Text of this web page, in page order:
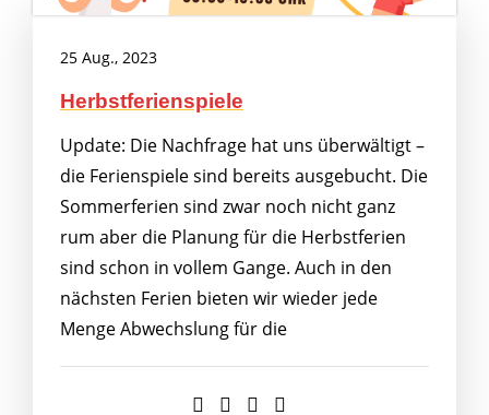
25 Aug., 2023
Herbstferienspiele
Update: Die Nachfrage hat uns überwältigt –
die Ferienspiele sind bereits ausgebucht. Die
Sommerferien sind zwar noch nicht ganz
rum aber die Planung für die Herbstferien
sind schon in vollem Gange. Auch in den
nächsten Ferien bieten wir wieder jede
Menge Abwechslung für die